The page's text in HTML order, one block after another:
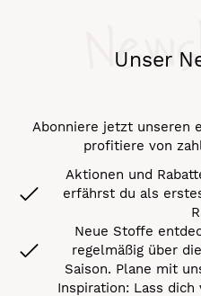
Unser
Abonniere jetzt unseren
profitiere von
Aktionen und
erfährst du als
Neue Stoffe
regelmäßig über
Saison. Plane mit
Inspiration: Lass